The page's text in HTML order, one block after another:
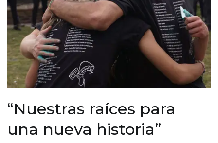
“Nuestras raíces para
una nueva historia”